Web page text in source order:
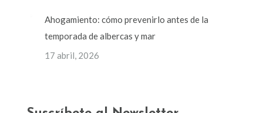
Ahogamiento: cómo prevenirlo antes de la
temporada de albercas y mar
17 abril, 2026